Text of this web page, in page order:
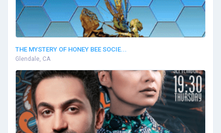
THE MYSTERY OF HONEY BEE SOCIE...
Glendale, CA